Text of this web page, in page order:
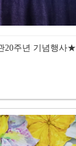
20주년 기념행사★